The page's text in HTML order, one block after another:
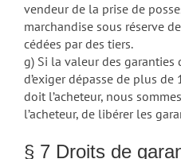
vendeur de la prise de
marchandise sous réserve
cédées par des tiers.
g) Si la valeur des
d’exiger dépasse de plus
doit l’acheteur, nous
l’acheteur, de libérer les
§ 7 Droits de